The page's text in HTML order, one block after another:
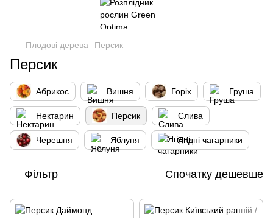
Плодові дерева Персик
Персик
Абрикос Вишня Горіх Груша
Нектарин Персик Слива
Черешня Яблуня Ягідні чагарники
Фільтр Спочатку дешевше